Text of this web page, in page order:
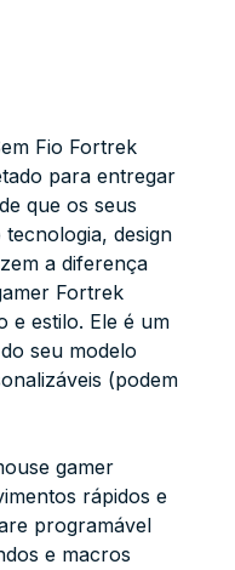
Fio Fortrek
para entregar
que os seus
tecnologia, design
a diferença
Fortrek
e estilo. Ele é um
seu modelo
(podem
gamer
rápidos e
programável
e macros